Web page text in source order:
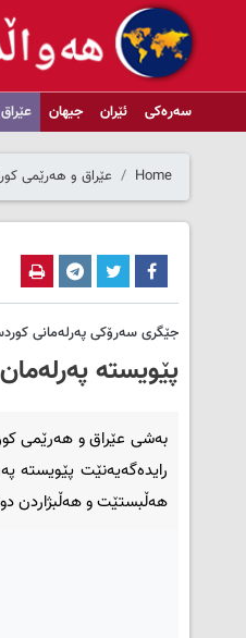
سەرەکی ئێران جیهان
Home عێراق و هەرێمی
جێگری سه‌رۆکی په‌رله‌مانی
پێویستە
بەشی عێراق و هەرێمی
رایدەگەیەنێت پێویستە
هه‌ڵبستێت و هه‌ڵبژاردن